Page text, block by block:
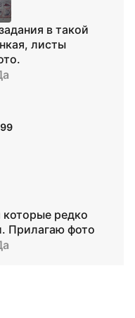
в такой
листы
которые редко
Прилагаю фото